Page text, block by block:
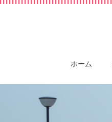
ホーム